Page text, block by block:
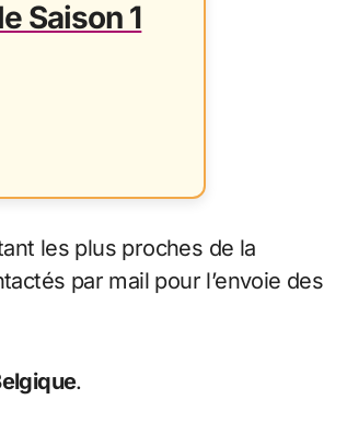
Saison 1
les plus proches de la
par mail pour l’envoie des
.